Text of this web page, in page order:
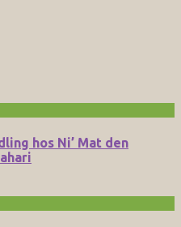
hos Ni’ Mat den